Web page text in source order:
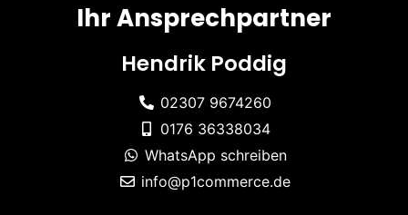
Ihr Ansprechpartner
Hendrik Poddig
02307 9674260
0176 36338034
WhatsApp schreiben
info@p1commerce.de